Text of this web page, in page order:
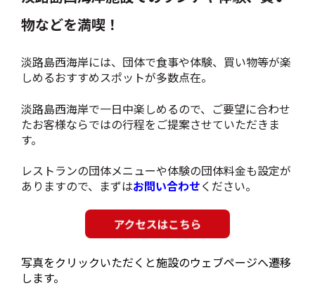
物などを満喫！
淡路島西海岸には、団体で食事や体験、買い物等が楽
しめるおすすめスポットが多数点在。
淡路島西海岸で一日中楽しめるので、ご要望に合わせ
たお客様ならではの行程をご提案させていただきま
す。
レストランの団体メニューや体験の団体料金も設定が
ありますので、まずはお問い合わせください。
写真をクリックいただくと施設のウェブページへ遷移
します。